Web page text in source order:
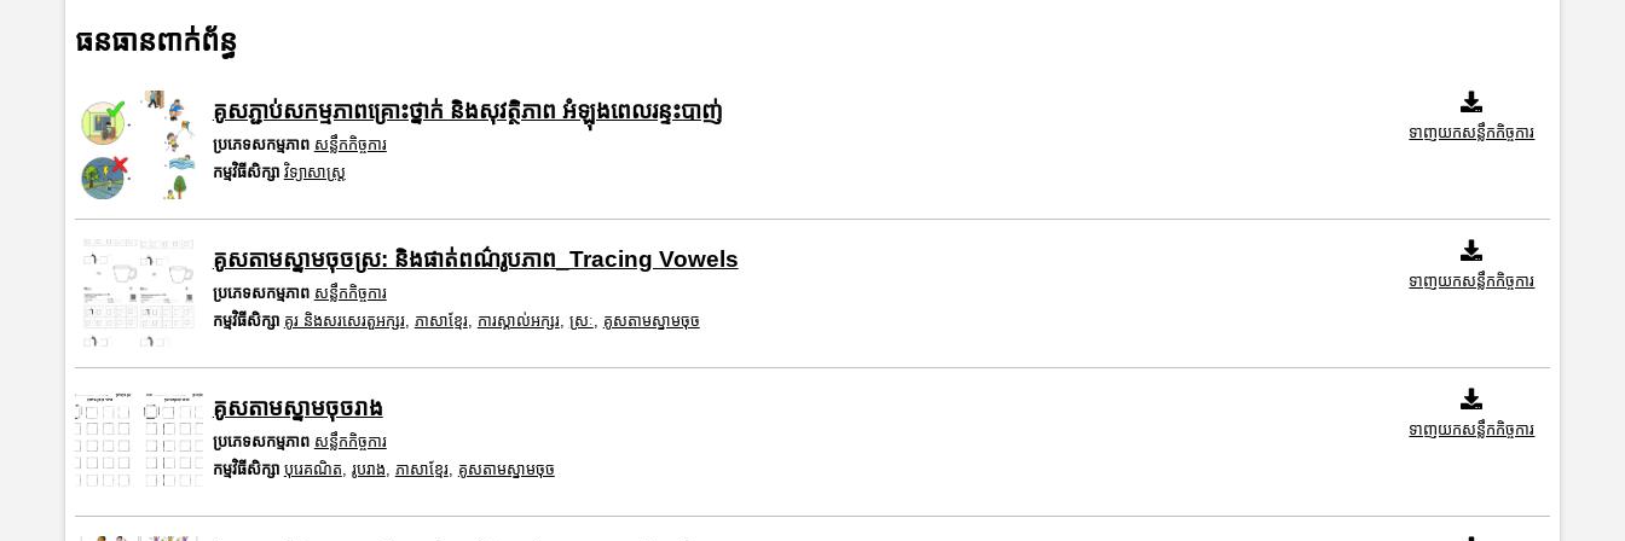
ធនធានពាក់ព័ន្ធ
គូសភ្ជាប់សកម្មភាពគ្រោះថ្នាក់ និងសុវត្ថិភាព អំឡុងពេលរន្ទះបាញ់
ប្រភេទសកម្មភាព សន្លឹកកិច្ចការ
កម្មវិធីសិក្សា វិទ្យាសាស្រ្ត
ទាញយកសន្លឹកកិច្ចការ
គូសតាមស្នាមចុចស្រ: និងផាត់ពណ៌រូបភាព_Tracing Vowels
ប្រភេទសកម្មភាព សន្លឹកកិច្ចការ
កម្មវិធីសិក្សា គូរ និងសរសេរតួអក្សរ, ភាសាខ្មែរ, ការស្គាល់អក្សរ, ស្រៈ គូសតាមស្នាមចុច
ទាញយកសន្លឹកកិច្ចការ
គូសតាមស្នាមចុចរាង
ប្រភេទសកម្មភាព សន្លឹកកិច្ចការ
កម្មវិធីសិក្សា បុរេគណិត រូបរាង ភាសាខ្មែរ, គូសតាមស្នាមចុច
ទាញយកសន្លឹកកិច្ចការ